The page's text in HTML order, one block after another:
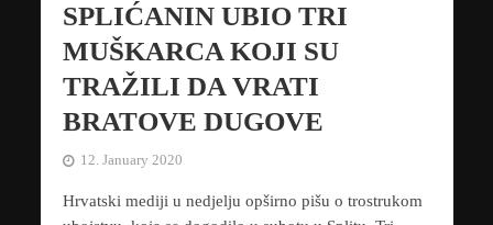
SPLIĆANIN UBIO TRI
MUŠKARCA KOJI SU
TRAŽILI DA VRATI
BRATOVE DUGOVE
12. January 2020
Hrvatski mediji u nedjelju opširno pišu o trostrukom